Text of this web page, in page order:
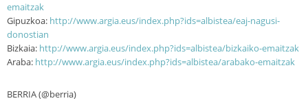
emaitzak
Gipuzkoa: http://www.argia.eus/index.php?ids=albistea/eaj-nagusi-
donostian
Bizkaia: http://www.argia.eus/index.php?ids=albistea/bizkaiko-emaitzak
Araba: http://www.argia.eus/index.php?ids=albistea/arabako-emaitzak
BERRIA (@berria)